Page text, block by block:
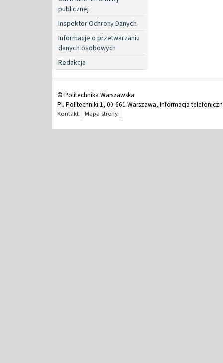
publicznej
Inspektor Ochrony Danych
Informacje o przetwarzaniu
danych osobowych
Redakcja
© Politechnika Warszawska
Pl. Politechniki 1, 00-661 Warszawa, Informacja
Kontakt Mapa strony